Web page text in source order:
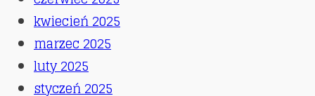
kwiecień 2025
marzec 2025
luty 2025
styczeń 2025